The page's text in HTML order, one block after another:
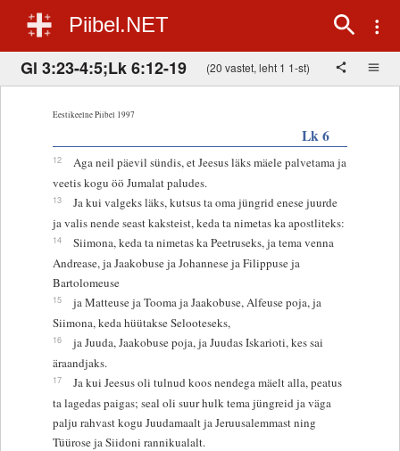
Piibel.NET
Gl 3:23-4:5;Lk 6:12-19 (20 vastet, leht 1 1-st)
Eestikeelne Piibel 1997
Lk 6
12
Aga neil päevil sündis, et Jeesus läks mäele palvetama ja
veetis kogu öö Jumalat paludes.
13
Ja kui valgeks läks, kutsus ta oma jüngrid enese juurde
ja valis nende seast kaksteist, keda ta nimetas ka apostliteks:
14
Siimona, keda ta nimetas ka Peetruseks, ja tema venna
Andrease, ja Jaakobuse ja Johannese ja Filippuse ja
Bartolomeuse
15
ja Matteuse ja Tooma ja Jaakobuse, Alfeuse poja, ja
Siimona, keda hüütakse Selooteseks,
16
ja Juuda, Jaakobuse poja, ja Juudas Iskarioti, kes sai
äraandjaks.
17
Ja kui Jeesus oli tulnud koos nendega mäelt alla, peatus
ta lagedas paigas; seal oli suur hulk tema jüngreid ja väga
palju rahvast kogu Juudamaalt ja Jeruusalemmast ning
Tüürose ja Siidoni rannikualalt.